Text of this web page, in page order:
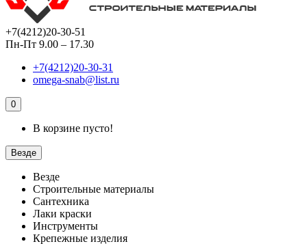
+7(4212)20-30-51
Пн-Пт 9.00 – 17.30
+7(4212)20-30-31
omega-snab@list.ru
0
В корзине пусто!
Везде
Везде
Строительные материалы
Сантехника
Лаки краски
Инструменты
Крепежные изделия